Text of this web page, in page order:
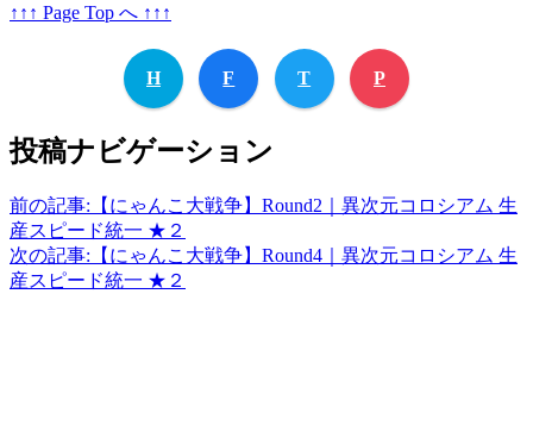
↑↑↑ Page Top へ ↑↑↑
H F T P
投稿ナビゲーション
前の記事: 【にゃんこ大戦争】Round2｜異次元コロシアム 生
産スピード統一 ★２
次の記事: 【にゃんこ大戦争】Round4｜異次元コロシアム 生
産スピード統一 ★２